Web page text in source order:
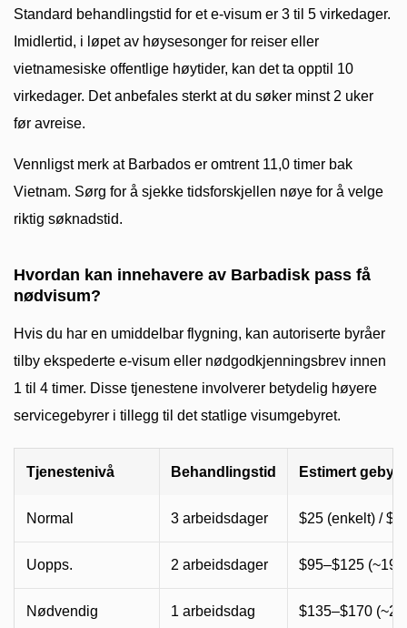
Standard behandlingstid for et e-visum er 3 til 5 virkedager.
Imidlertid, i løpet av høysesonger for reiser eller
vietnamesiske offentlige høytider, kan det ta opptil 10
virkedager. Det anbefales sterkt at du søker minst 2 uker
før avreise.
Vennligst merk at Barbados er omtrent 11,0 timer bak
Vietnam. Sørg for å sjekke tidsforskjellen nøye for å velge
riktig søknadstid.
Hvordan kan innehavere av Barbadisk pass få
nødvisum?
Hvis du har en umiddelbar flygning, kan autoriserte byråer
tilby ekspederte e-visum eller nødgodkjenningsbrev innen
1 til 4 timer. Disse tjenestene involverer betydelig høyere
servicegebyrer i tillegg til det statlige visumgebyret.
Tjenestenivå Behandlingstid Estimert gebyr
Normal 3 arbeidsdager $25 (enkelt) /
Uopps. 2 arbeidsdager $95–$125
Nødvendig 1 arbeidsdag $135–$170